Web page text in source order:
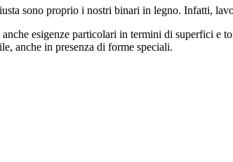
sono proprio i nostri binari in legno. Infatti,
esigenze particolari in termini di superfici e
anche in presenza di forme speciali.